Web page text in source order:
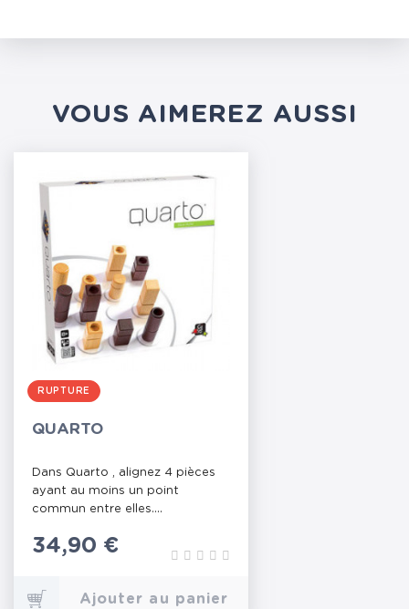
VOUS AIMEREZ AUSSI
RUPTURE
QUARTO
Dans Quarto , alignez 4 pièces
ayant au moins un point
commun entre elles....
Prix
34,90 €
Ajouter au panier